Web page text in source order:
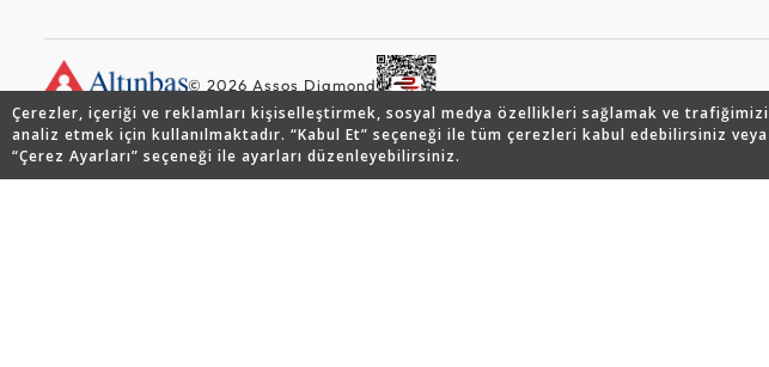
Çerezler, içeriği ve reklamları kişiselleştirmek, sosyal medya özellikleri sağlamak ve trafiğimizi
analiz etmek için kullanılmaktadır. “Kabul Et” seçeneği ile tüm çerezleri kabul edebilirsiniz veya
“Çerez Ayarları” seçeneği ile ayarları düzenleyebilirsiniz.
© 2026 Assos Diamond